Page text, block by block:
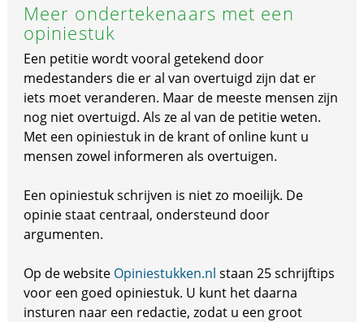
Meer ondertekenaars met een
opiniestuk
Een petitie wordt vooral getekend door
medestanders die er al van overtuigd zijn dat er
iets moet veranderen. Maar de meeste mensen zijn
nog niet overtuigd. Als ze al van de petitie weten.
Met een opiniestuk in de krant of online kunt u
mensen zowel informeren als overtuigen.
Een opiniestuk schrijven is niet zo moeilijk. De
opinie staat centraal, ondersteund door
argumenten.
Op de website Opiniestukken.nl staan 25 schrijftips
voor een goed opiniestuk. U kunt het daarna
insturen naar een redactie, zodat u een groot